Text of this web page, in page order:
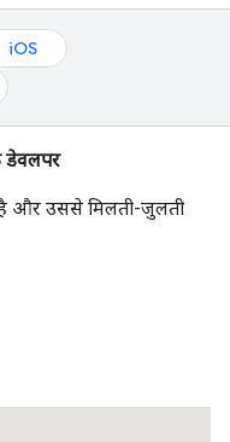
iOS
डेवलपर
है और उससे मिलती-जुलती